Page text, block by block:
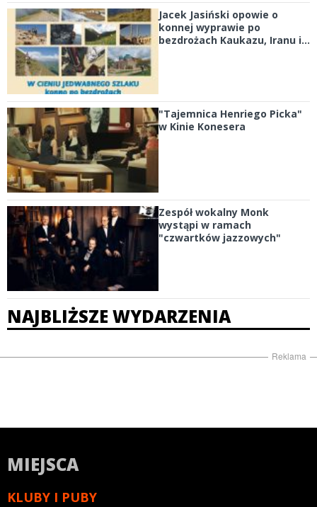
Jacek Jasiński opowie o
konnej wyprawie po
bezdrożach Kaukazu, Iranu i...
"Tajemnica Henriego Picka"
w Kinie Konesera
Zespół wokalny Monk
wystąpi w ramach
"czwartków jazzowych"
NAJBLIŻSZE WYDARZENIA
Reklama
MIEJSCA
KLUBY I PUBY